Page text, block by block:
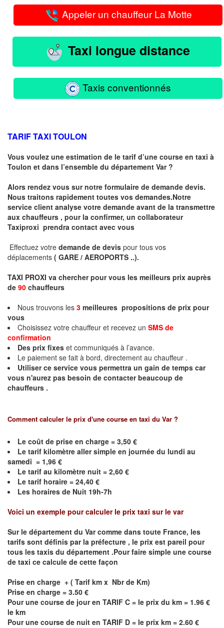
Appeler un chauffeur La Motte
Taxi longue distance
Taxis conventionnés
TARIF TAXI TOULON
Vous voulez une estimation de le tarif d’une course en taxi à
Toulon et dans l’ensemble du département Var ?
Alors rendez vous sur notre formulaire de demande devis.
Nous traitons rapidement toutes vos demandes.Notre
service client analyse votre demande avant de la transmettre
aux chauffeurs , pour la confirmer, un collaborateur
Taxiproxi prendra contact avec vous
Effectuez votre demande de devis pour tous vos
déplacements ( GARE / AEROPORTS ..).
TAXI PROXI va chercher pour vous les meilleurs prix auprès
de 90 chauffeurs
Nous trouvons les 3 meilleures propositions de prix pour
vous
Choisissez votre chauffeur et recevez un SMS de
confirmation
Des prix fixes et communiqués à l’avance.
Le paiement se fait à bord, directement au chauffeur .
Utiliser ce service vous permettra un gain de temps car
vous n'aurez pas besoin de contacter beaucoup de
chauffeurs .
Comment calculer le prix d'une course en taxi du Var ?
Le coût de prise en charge = 3,50 €
Le tarif kilomètre aller simple en journée du lundi au
samedi = 1,96 €
Le tarif au kilomètre nuit = 2,60 €
Le tarif horaire = 24,40 €
Les horaires de Nuit 19h-7h
Voici un exemple pour calculer le prix taxi sur le var
Sur le département du Varcomme dans toute France, les
tarifs sont définis par la préfecture , le prix est pareil pour
tous les taxis du département .Pour faire simple une course
de taxi ce calcule de cette façon
Prise en charge + ( Tarif km x Nbr de Km)
Prise en charge = 3.50 €
Pour une course de jour en TARIF C = le prix du km = 1.96 €
le km
Pour une course de nuit en TARIF D = le prix km = 2.60 €